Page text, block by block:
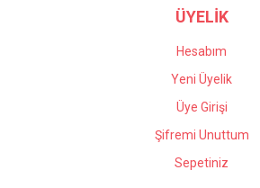
ÜYELİK
Hesabım
Yeni Üyelik
Üye Girişi
Şifremi Unuttum
Sepetiniz